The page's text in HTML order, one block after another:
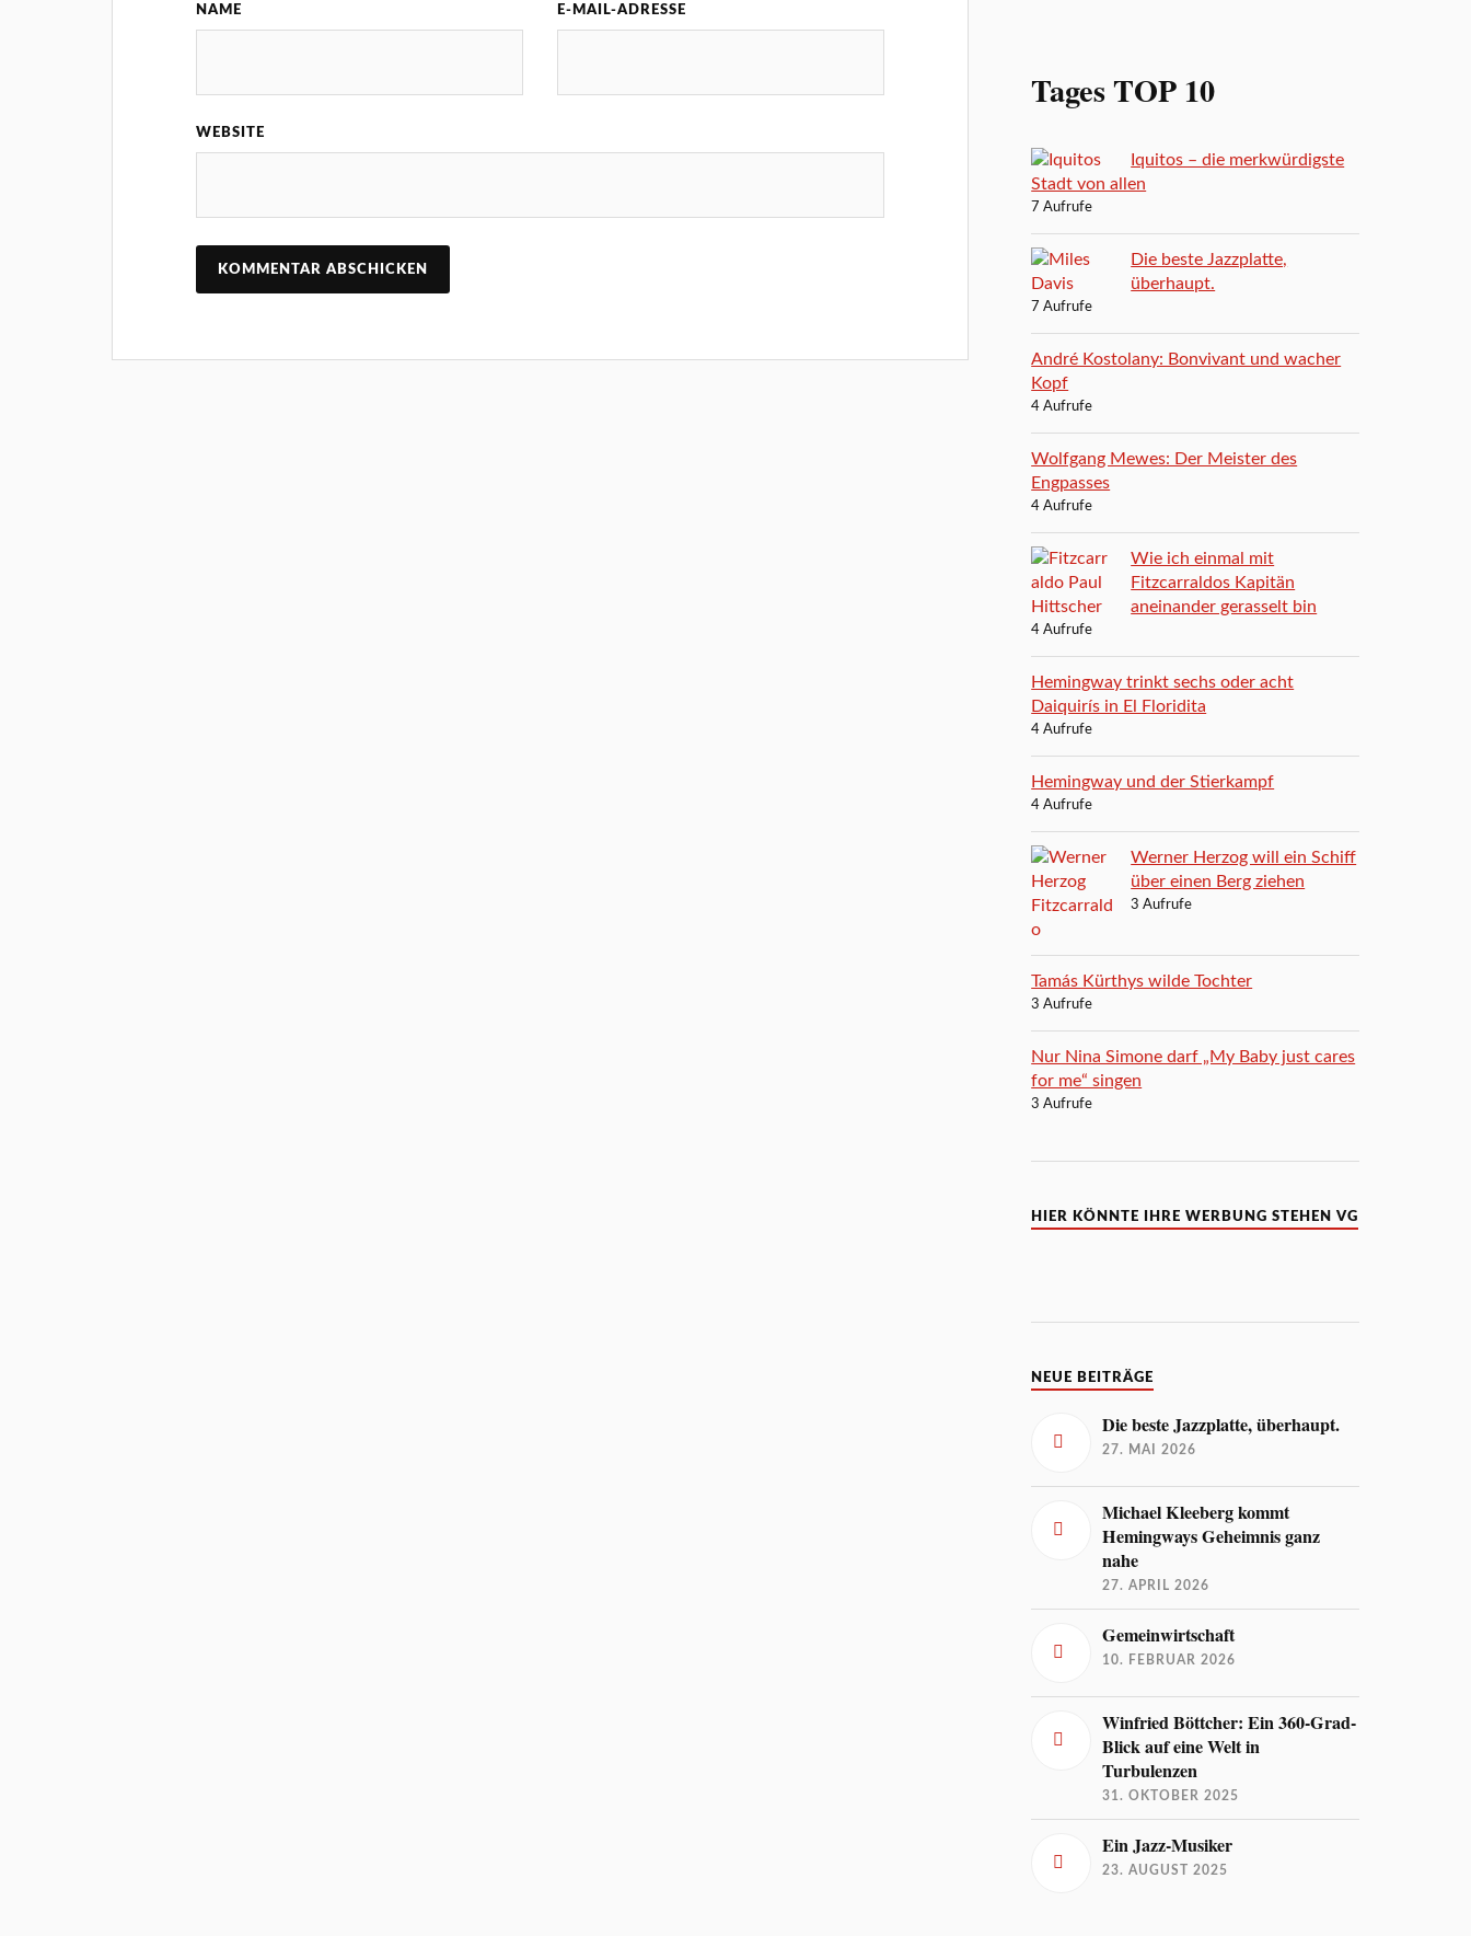
NAME E-MAIL-ADRESSE
WEBSITE
Tages TOP 10
Iquitos – die merkwürdigste
Stadt von allen
7 Aufrufe
Die beste Jazzplatte,
überhaupt.
7 Aufrufe
André Kostolany: Bonvivant und wacher
Kopf
4 Aufrufe
Wolfgang Mewes: Der Meister des
Engpasses
4 Aufrufe
Wie ich einmal mit
Fitzcarraldos Kapitän
aneinander gerasselt bin
4 Aufrufe
Hemingway trinkt sechs oder acht
Daiquirís in El Floridita
4 Aufrufe
Hemingway und der Stierkampf
4 Aufrufe
Werner Herzog will ein Schiff
über einen Berg ziehen
3 Aufrufe
Tamás Kürthys wilde Tochter
3 Aufrufe
Nur Nina Simone darf „My Baby just cares
for me“ singen
3 Aufrufe
HIER KÖNNTE IHRE WERBUNG STEHEN VG
NEUE BEITRÄGE
Die beste Jazzplatte, überhaupt.
27. MAI 2026
Michael Kleeberg kommt
Hemingways Geheimnis ganz
nahe
27. APRIL 2026
Gemeinwirtschaft
10. FEBRUAR 2026
Winfried Böttcher: Ein 360-Grad-
Blick auf eine Welt in
Turbulenzen
31. OKTOBER 2025
Ein Jazz-Musiker
23. AUGUST 2025